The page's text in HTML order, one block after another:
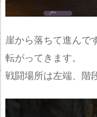
崖から落ちて進んで
転がってきます。
戦闘場所は左端、階